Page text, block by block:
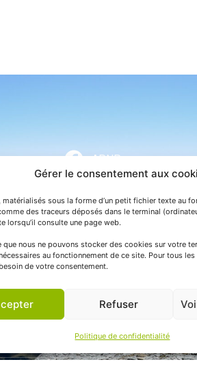
Gérer le consentement aux
matérialisés sous la forme d’un petit fichier texte au
des traceurs déposés dans le terminal
lorsqu’il consulte une page web.
que nous ne pouvons stocker des cookies sur votre
au fonctionnement de ce site. Pour tous
de votre consentement.
Refuser
Politique de confidentialité
APNP
Parc national des